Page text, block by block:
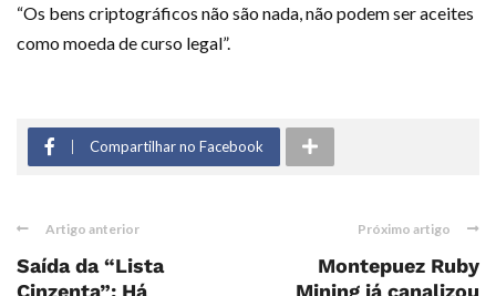
“Os bens criptográficos não são nada, não podem ser aceites
como moeda de curso legal”.
Compartilhar no Facebook
Artigo anterior
Saída da “Lista
Cinzenta”: Há
Próximo artigo
Montepuez Ruby
Mining já canalizou